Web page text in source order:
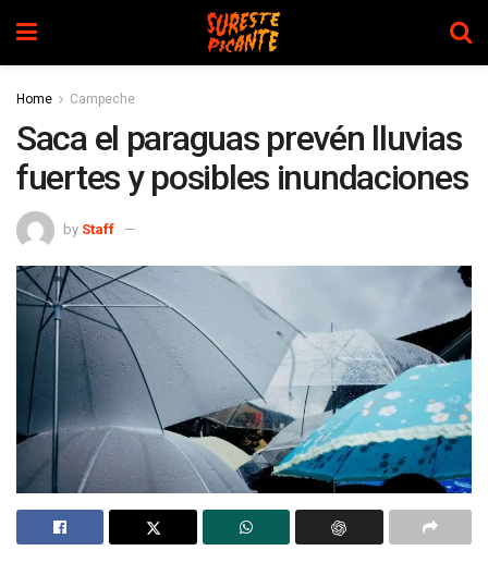
Home Campeche
Saca el paraguas prevén lluvias
fuertes y posibles inundaciones
by Staff